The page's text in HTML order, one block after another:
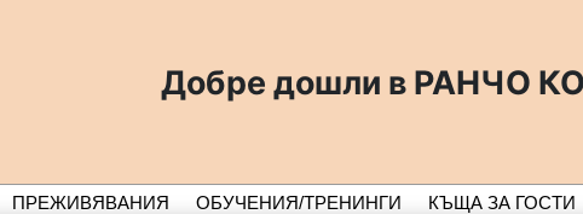
Добре дошли в РАНЧО
ПРЕЖИВЯВАНИЯ ОБУЧЕНИЯ/ТРЕНИНГИ КЪЩА ЗА ГОСТИ